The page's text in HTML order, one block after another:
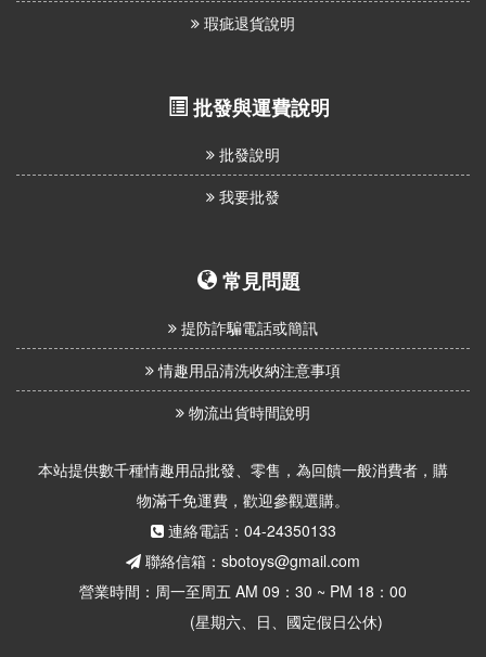
瑕疵退貨說明
批發與運費說明
批發說明
我要批發
常見問題
提防詐騙電話或簡訊
情趣用品清洗收納注意事項
物流出貨時間說明
本站提供數千種情趣用品批發、零售，為回饋一般消費者，購
物滿千免運費，歡迎參觀選購。
連絡電話：04-24350133
聯絡信箱：sbotoys@gmail.com
營業時間：周一至周五 AM 09：30 ~ PM 18：00
(星期六、日、國定假日公休)